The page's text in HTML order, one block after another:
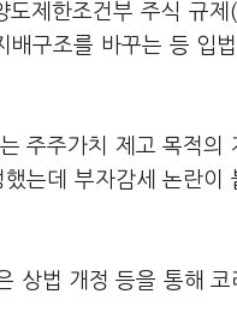
제한조건부 주식 규제(
배구조를 바꾸는 등 입
주주가치 제고 목적의
는데 부자감세 논란이
상법 개정 등을 통해 코